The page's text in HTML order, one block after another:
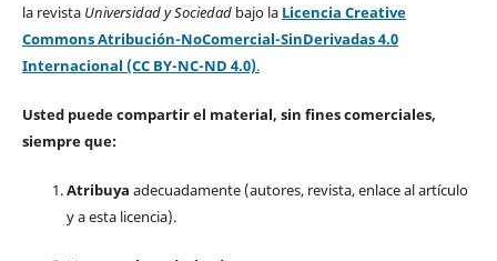
la revista Universidad y Sociedad bajo la Licencia Creative
Commons Atribución-NoComercial-SinDerivadas 4.0
Internacional (CC BY-NC-ND 4.0).
Usted puede compartir el material, sin fines comerciales,
siempre que:
Atribuya adecuadamente (autores, revista, enlace al artículo
y a esta licencia).